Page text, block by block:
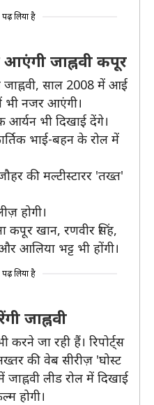
पढ़ लिया है
जाह्नवी कपूर
जाह्नवी, साल 2008 में आई
भी नजर आएंगी।
आर्यन भी दिखाई देंगे।
भाई-बहन के रोल में
की मल्टीस्टारर 'तख्त'
होगी।
कपूर खान, रणवीर सिंह,
आलिया भट्ट भी होंगी।
पढ़ लिया है
जाह्नवी
करने जा रही हैं। रिपोर्ट्स
की वेब सीरीज़ 'घोस्ट
लीड रोल में दिखाई
होगी।